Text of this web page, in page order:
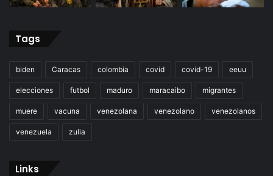
Tags
biden Caracas colombia covid covid-19 eeuu
elecciones futbol maduro maracaibo migrantes
muere vacuna venezolana venezolano venezolanos
venezuela zulia
Links